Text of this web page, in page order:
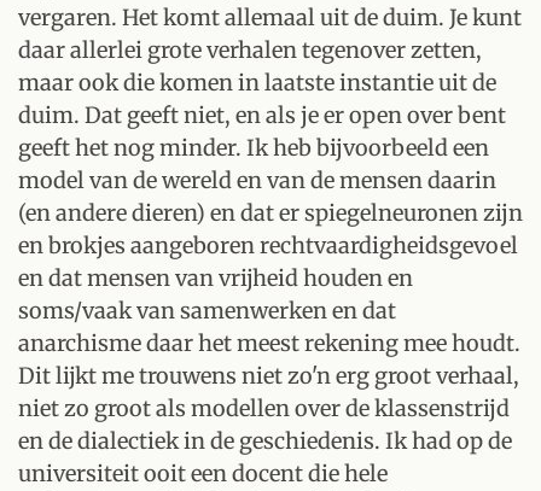
vergaren. Het komt allemaal uit de duim. Je kunt
daar allerlei grote verhalen tegenover zetten,
maar ook die komen in laatste instantie uit de
duim. Dat geeft niet, en als je er open over bent
geeft het nog minder. Ik heb bijvoorbeeld een
model van de wereld en van de mensen daarin
(en andere dieren) en dat er spiegelneuronen zijn
en brokjes aangeboren rechtvaardigheidsgevoel
en dat mensen van vrijheid houden en
soms/vaak van samenwerken en dat
anarchisme daar het meest rekening mee houdt.
Dit lijkt me trouwens niet zo'n erg groot verhaal,
niet zo groot als modellen over de klassenstrijd
en de dialectiek in de geschiedenis. Ik had op de
universiteit ooit een docent die hele